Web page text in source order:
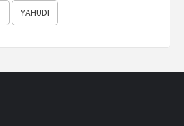
YAHUDI